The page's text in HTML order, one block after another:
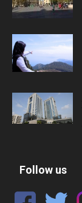
Follow us